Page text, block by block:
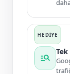
manage_search
Tek